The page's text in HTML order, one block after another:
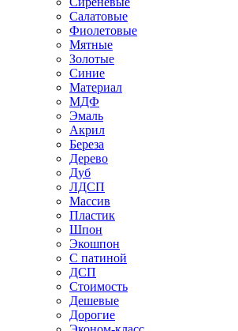
Салатовые
Фиолетовые
Мятные
Золотые
Синие
Материал
МДФ
Эмаль
Акрил
Береза
Дерево
Дуб
ЛДСП
Массив
Пластик
Шпон
Экошпон
С патиной
ДСП
Стоимость
Дешевые
Дорогие